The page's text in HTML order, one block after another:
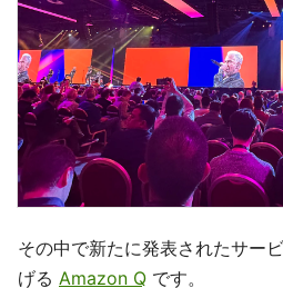
その中で新たに発表されたサー
げる Amazon Q です。